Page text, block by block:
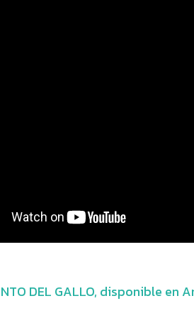
DEL GALLO, disponible en